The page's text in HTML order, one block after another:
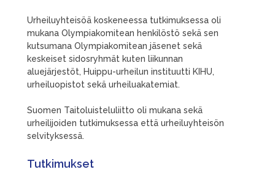
Urheiluyhteisöä koskeneessa tutkimuksessa oli
mukana Olympiakomitean henkilöstö sekä sen
kutsumana Olympiakomitean jäsenet sekä
keskeiset sidosryhmät kuten liikunnan
aluejärjestöt, Huippu-urheilun instituutti KIHU,
urheiluopistot sekä urheiluakatemiat.
Suomen Taitoluisteluliitto oli mukana sekä
urheilijoiden tutkimuksessa että urheiluyhteisön
selvityksessä.
Tutkimukset